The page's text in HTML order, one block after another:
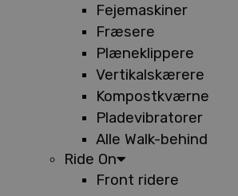
Fejemaskiner
Fræsere
Plæneklippere
Vertikalskærere
Kompostkværne
Pladevibratorer
Alle Walk-behind
Ride On
Front ridere